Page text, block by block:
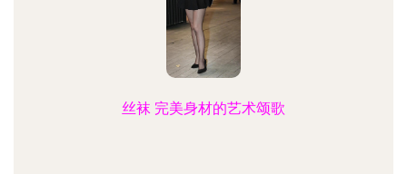
丝袜 完美身材的艺术颂歌